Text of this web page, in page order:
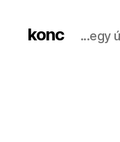
konc ...egy